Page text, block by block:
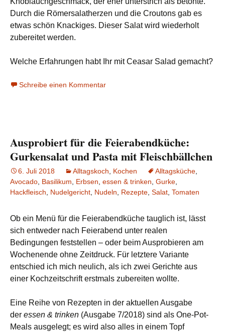
Durch die Römersalatherzen und die Croutons gab es
etwas schön Knackiges. Dieser Salat wird wiederholt
zubereitet werden.
Welche Erfahrungen habt Ihr mit Ceasar Salad gemacht?
Schreibe einen Kommentar
Ausprobiert für die Feierabendküche:
Gurkensalat und Pasta mit Fleischbällchen
6. Juli 2018 Alltagskoch Kochen Alltagsküche
Avocado Basilikum Erbsen essen & trinken Gurke
Hackfleisch
Nudelgericht Nudeln Rezepte Salat Tomaten
Ob ein Menü für die Feierabendküche tauglich ist, lässt
sich entweder nach Feierabend unter realen
Bedingungen feststellen – oder beim Ausprobieren am
Wochenende ohne Zeitdruck. Für letztere Variante
entschied ich mich neulich, als ich zwei Gerichte aus
einer Kochzeitschrift erstmals zubereiten wollte.
Eine Reihe von Rezepten in der aktuellen Ausgabe
der essen & trinken (Ausgabe 7/2018) sind als One-Pot-
Meals ausgelegt; es wird also alles in einem Topf